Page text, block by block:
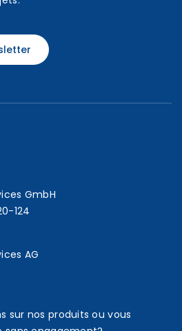
GmbH
124
AG
sur nos produits ou vous